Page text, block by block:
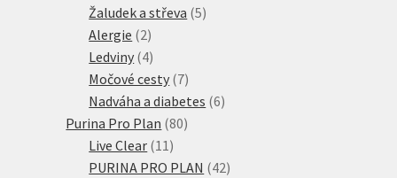
produktů
Žaludek a střeva 55
Alergie 22
produkty
Ledviny 44
produkty
Močové cesty 77
produktů
Nadváha a diabetes 66
Purina Pro Plan 8080
Live Clear 11 11
produktů
PURINA PRO PLAN 4242